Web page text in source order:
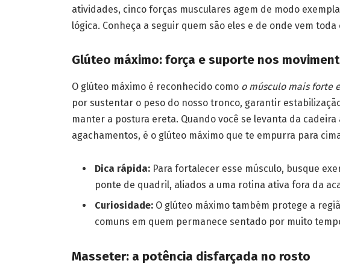
atividades, cinco forças musculares agem de modo
lógica. Conheça a seguir quem são eles e de onde vem
Glúteo máximo: força e suporte nos
O glúteo máximo é reconhecido como o músculo mais forte
por sustentar o peso do nosso tronco, garantir
manter a postura ereta. Quando você se levanta da
agachamentos, é o glúteo máximo que te empurra para
Dica rápida:Para fortalecer esse músculo, busque
ponte de quadril, aliados a uma rotina ativa fora da
Curiosidade:O glúteo máximo também protege a
comuns em quem permanece sentado por muito
Masseter: a potência disfarçada no rosto